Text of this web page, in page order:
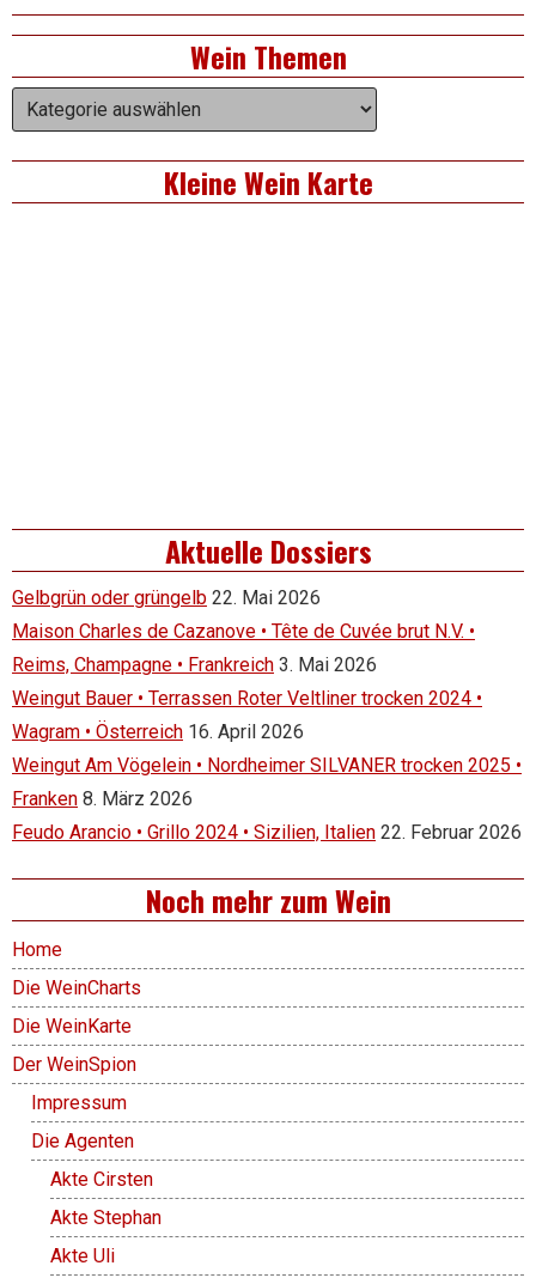
La
Cuvée
Mythique
Asides
Wein Themen
Wein
Themen
Kleine Wein Karte
Aktuelle Dossiers
Gelbgrün oder grüngelb 22. Mai 2026
Maison Charles de Cazanove • Tête de Cuvée brut N.V. •
Reims, Champagne • Frankreich 3. Mai 2026
Weingut Bauer • Terrassen Roter Veltliner trocken 2024 •
Wagram • Österreich 16. April 2026
Weingut Am Vögelein • Nordheimer SILVANER trocken 2025 •
Franken 8. März 2026
Feudo Arancio • Grillo 2024 • Sizilien, Italien 22. Februar 2026
Noch mehr zum Wein
Home
Die WeinCharts
Die WeinKarte
Der WeinSpion
Impressum
Die Agenten
Akte Cirsten
Akte Stephan
Akte Uli